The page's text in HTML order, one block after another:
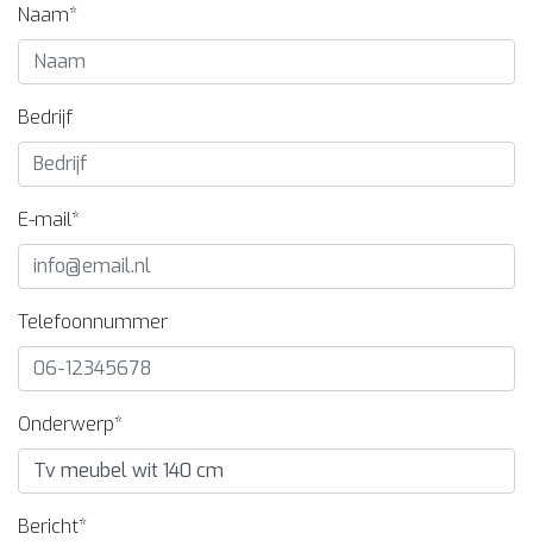
Naam*
Bedrijf
E-mail*
Telefoonnummer
Onderwerp*
Bericht*